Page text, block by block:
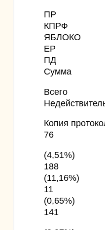
ПР
КПРФ
ЯБЛОКО
ЕР
ПД
Сумма
Всего
Копия
76
(4,51%)
188
(11,16%)
11
(0,65%)
141